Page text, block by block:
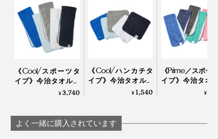
写真左から「ピンク」「ネイビー」「ブルー」「グリーン」「ブラウン」「ブラ
温度計をモチーフにしたパッケージもデザイン性が高
く、プレゼントにぴったり。好みを問わず、どんな年代
薬品などで生地に後加工しているものと違い、繊維の構
造上の工夫でひんやり感をつくっているため、洗濯を繰
り返しても機能は損なわれません。
と。この糸にたどり着くのには、試行錯誤の連続だった
とか。
つき感がありません。
接触冷感のQ-max値は飛び抜けて高いわけではないもの
の、ひんやり感はしっかり。何より、表地が今治タオル
暑さが怖くて見送ってきた夏フェスも、このタオルがあ
れば参加できそうです。
《Cool/スポーツタ
イプ》今治タオルと
冷感生地のハイブリ
¥3,740
《Cool/ハンカチタ
イプ》今治タオルと
冷感生地のハイブリ
¥1,540
《Prime／スポー
イプ》今治タオ
冷感生地のハイ
¥
よく一緒に購入されています